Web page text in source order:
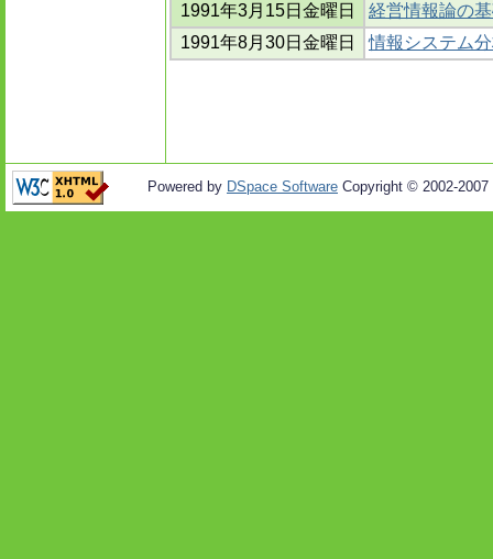
1991年3月15日金曜日
経営情報論の
1991年8月30日金曜日
情報システム
Powered by DSpace Software Copyright © 2002-2007